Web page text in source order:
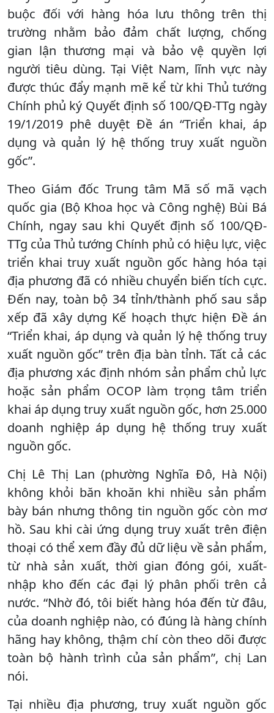
buộc đối với hàng hóa lưu thông trên thị
trường nhằm bảo đảm chất lượng, chống
gian lận thương mại và bảo vệ quyền lợi
người tiêu dùng. Tại Việt Nam, lĩnh vực này
được thúc đẩy mạnh mẽ kể từ khi Thủ tướng
Chính phủ ký Quyết định số 100/QĐ-TTg ngày
19/1/2019 phê duyệt Đề án “Triển khai, áp
dụng và quản lý hệ thống truy xuất nguồn
gốc”.
Theo Giám đốc Trung tâm Mã số mã vạch
quốc gia (Bộ Khoa học và Công nghệ) Bùi Bá
Chính, ngay sau khi Quyết định số 100/QĐ-
TTg của Thủ tướng Chính phủ có hiệu lực, việc
triển khai truy xuất nguồn gốc hàng hóa tại
địa phương đã có nhiều chuyển biến tích cực.
Đến nay, toàn bộ 34 tỉnh/thành phố sau sắp
xếp đã xây dựng Kế hoạch thực hiện Đề án
“Triển khai, áp dụng và quản lý hệ thống truy
xuất nguồn gốc” trên địa bàn tỉnh. Tất cả các
địa phương xác định nhóm sản phẩm chủ lực
hoặc sản phẩm OCOP làm trọng tâm triển
khai áp dụng truy xuất nguồn gốc, hơn 25.000
doanh nghiệp áp dụng hệ thống truy xuất
nguồn gốc.
Chị Lê Thị Lan (phường Nghĩa Đô, Hà Nội)
không khỏi băn khoăn khi nhiều sản phẩm
bày bán nhưng thông tin nguồn gốc còn mơ
hồ. Sau khi cài ứng dụng truy xuất trên điện
thoại có thể xem đầy đủ dữ liệu về sản phẩm,
từ nhà sản xuất, thời gian đóng gói, xuất-
nhập kho đến các đại lý phân phối trên cả
nước. “Nhờ đó, tôi biết hàng hóa đến từ đâu,
của doanh nghiệp nào, có đúng là hàng chính
hãng hay không, thậm chí còn theo dõi được
toàn bộ hành trình của sản phẩm”, chị Lan
nói.
Tại nhiều địa phương, truy xuất nguồn gốc